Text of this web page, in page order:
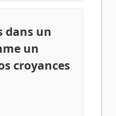
dans un
un
croyances